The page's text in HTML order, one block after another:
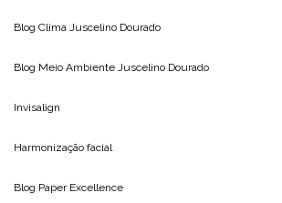
Blog Clima Juscelino Dourado
Blog Meio Ambiente Juscelino Dourado
Invisalign
Harmonização facial
Blog Paper Excellence